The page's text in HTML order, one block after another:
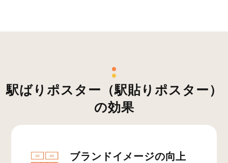
駅ばりポスター（駅貼りポスター）
の効果
ブランドイメージの向上